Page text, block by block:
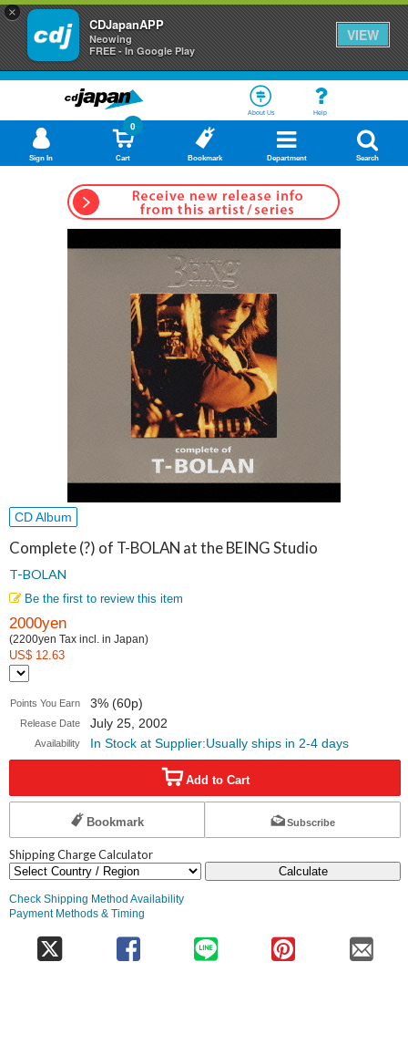
×
CDJapanAPP
Neowing
FREE - In Google Play
VIEW
About Us Help
Sign In Cart
0
Bookmark Department Search
CD Album
Complete (?) of T-BOLAN at the BEING Studio
T-BOLAN
Be the first to review this item
2000yen
(2200yen Tax incl. in Japan)
US$ 12.63
Points You Earn 3% (60p)
Release Date July 25, 2002
Availability In Stock at Supplier:Usually ships in 2-4 days
Add to Cart
Bookmark Subscribe
Shipping Charge Calculator
Calculate
Check Shipping Method Availability
Payment Methods & Timing